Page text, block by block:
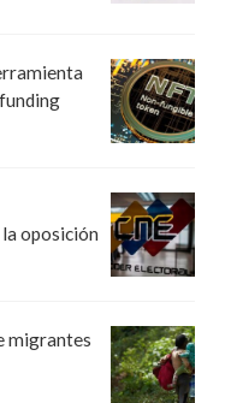
oposición
migrantes